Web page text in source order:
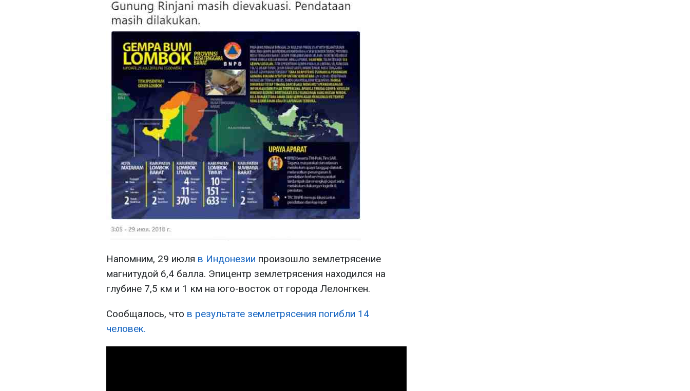
Напомним, 29 июля в Индонезии произошло землетрясение
магнитудой 6,4 балла. Эпицентр землетрясения находился на
глубине 7,5 км и 1 км на юго-восток от города Лелонгкен.
Сообщалось, что в результате землетрясения погибли 14
человек.